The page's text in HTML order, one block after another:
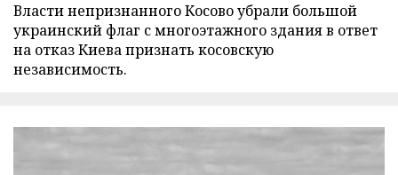
Власти непризнанного Косово убрали большой
украинский флаг с многоэтажного здания в ответ
на отказ Киева признать косовскую
независимость.